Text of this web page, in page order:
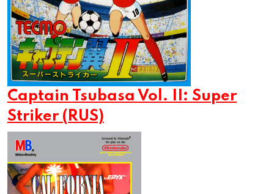
Captain Tsubasa Vol. II: Super
Striker (RUS)